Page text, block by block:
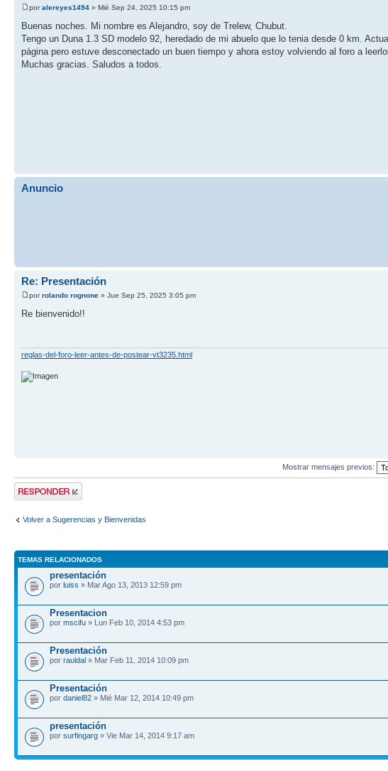
poralereyes1494 » Mié Sep 24, 2025 10:15 pm
Buenas noches. Mi nombre es Alejandro, soy de Trelew, Chubut.
Tengo un Duna 1.3 SD modelo 92, heredado de mi abuelo que lo tenia desde 0 km.
página pero estuve desconectado un buen tiempo y ahora estoy volviendo al foro a
Muchas gracias. Saludos a todos.
Anuncio
Re: Presentación
porrolando rognone » Jue Sep 25, 2025 3:05 pm
Re bienvenido!!
reglas-del-foro-leer-antes-de-postear-vt3235.html
Mostrar mensajes previos:
Publicar una
respuesta
Volver a Sugerencias y Bienvenidas
TEMAS RELACIONADOS
presentación
por luiss » Mar Ago 13, 2013 12:59 pm
Presentacion
por mscifu » Lun Feb 10, 2014 4:53 pm
Presentación
por rauldal » Mar Feb 11, 2014 10:09 pm
Presentación
por daniel82 » Mié Mar 12, 2014 10:49 pm
presentación
por surfingarg » Vie Mar 14, 2014 9:17 am